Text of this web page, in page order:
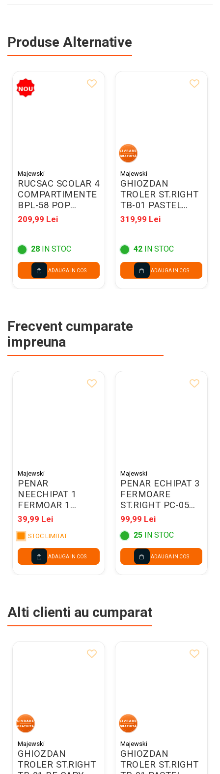
Produse Alternative
Majewski
RUCSAC SCOLAR 4
COMPARTIMENTE
BPL-58 POP
DEMON HUNTERS
VIOLET 304767
209,99 Lei
28 IN STOC
ADAUGA IN COS
Majewski
GHIOZDAN
TROLER ST.RIGHT
TB-01 PASTEL
BUTTERFLY
300738
319,99 Lei
42 IN STOC
ADAUGA IN COS
Frecvent cumparate
impreuna
Majewski
PENAR
NEECHIPAT 1
FERMOAR 1
EXTENSIE
ST.RIGHT PC-01
TURBO KICK
697425
39,99 Lei
STOC LIMITAT
ADAUGA IN COS
Majewski
PENAR ECHIPAT 3
FERMOARE
ST.RIGHT PC-05
COSMIC SOCCER
301322
99,99 Lei
25 IN STOC
ADAUGA IN COS
Alti clienti au cumparat
Majewski
GHIOZDAN
TROLER ST.RIGHT
Majewski
GHIOZDAN
TROLER ST.RIGHT